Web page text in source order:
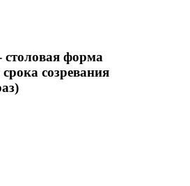
столовая форма
созревания